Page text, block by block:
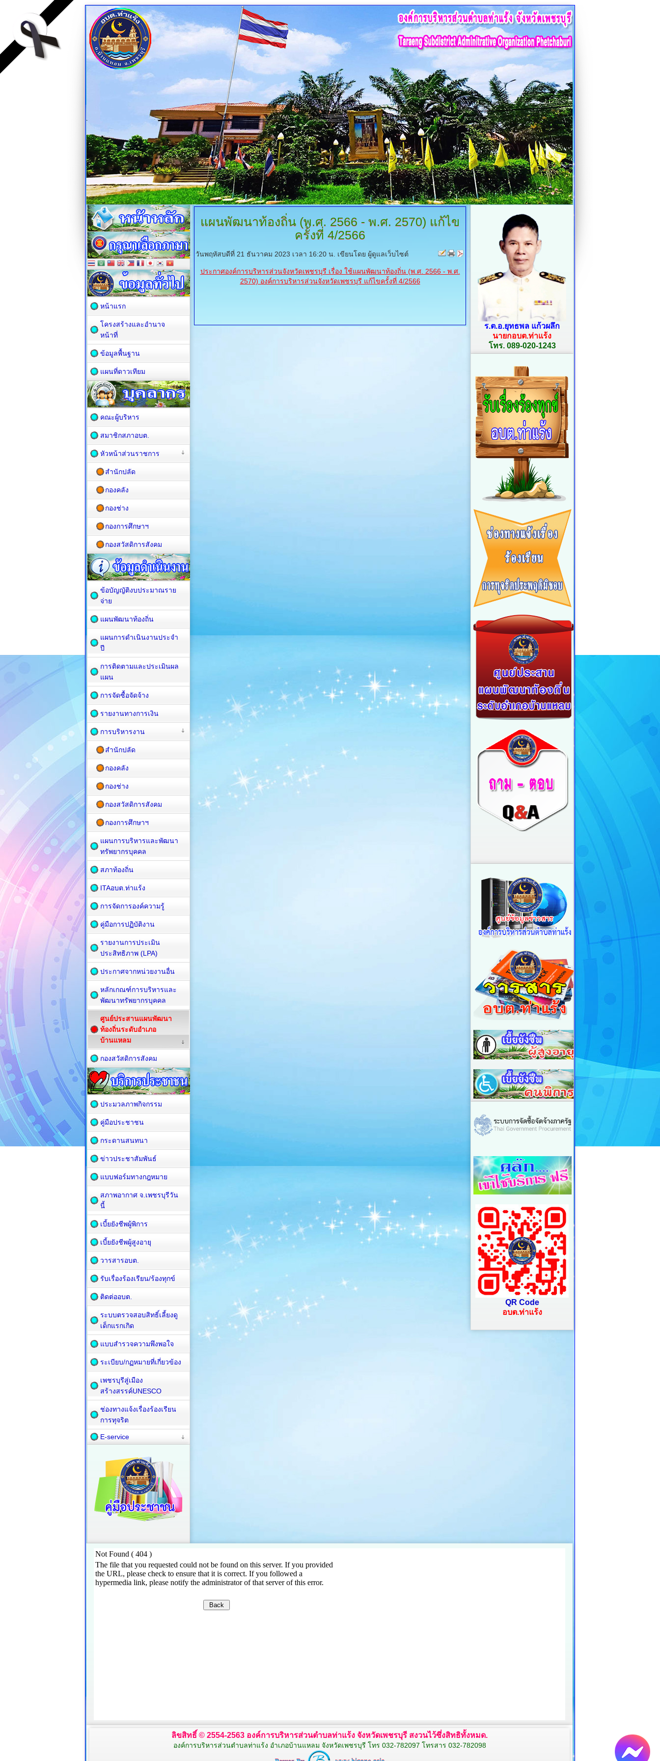
แผนพัฒนาท้องถิ่น (พ.ศ. 2566 - พ.ศ. 2570) แก้ไข
ครั้งที่ 4/2566
วันพฤหัสบดีที่ 21 ธันวาคม 2023 เวลา 16:20 น. เขียนโดย ผู้ดูแลเว็บไซต์
ประกาศองค์การบริหารส่วนจังหวัดเพชรบุรี เรื่อง ใช้แผนพัฒนาท้องถิ่น (พ.ศ. 2566 - พ.ศ.
2570) องค์การบริหารส่วนจังหวัดเพชรบุรี แก้ไขครั้งที่ 4/2566
หน้าแรก
โครงสร้างและอำนาจ
หน้าที่
ข้อมูลพื้นฐาน
แผนที่ดาวเทียม
คณะผู้บริหาร
สมาชิกสภาอบต.
หัวหน้าส่วนราชการ
สำนักปลัด
กองคลัง
กองช่าง
กองการศึกษาฯ
กองสวัสดิการสังคม
ข้อบัญญัติงบประมาณราย
จ่าย
แผนพัฒนาท้องถิ่น
แผนการดำเนินงานประจำ
ปี
การติดตามและประเมินผล
แผน
การจัดซื้อจัดจ้าง
รายงานทางการเงิน
การบริหารงาน
สำนักปลัด
กองคลัง
กองช่าง
กองสวัสดิการสังคม
กองการศึกษาฯ
แผนการบริหารและพัฒนา
ทรัพยากรบุคคล
สภาท้องถิ่น
ITAอบต.ท่าแร้ง
การจัดการองค์ความรู้
คู่มือการปฏิบัติงาน
รายงานการประเมิน
ประสิทธิภาพ (LPA)
ประกาศจากหน่วยงานอื่น
หลักเกณฑ์การบริหารและ
พัฒนาทรัพยากรบุคคล
ศูนย์ประสานแผนพัฒนา
ท้องถิ่นระดับอำเภอ
บ้านแหลม
กองสวัสดิการสังคม
ประมวลภาพกิจกรรม
คู่มือประชาชน
กระดานสนทนา
ข่าวประชาสัมพันธ์
แบบฟอร์มทางกฎหมาย
สภาพอากาศ จ.เพชรบุรีวัน
นี้
เบี้ยยังชีพผู้พิการ
เบี้ยยังชีพผู้สูงอายุ
วารสารอบต.
รับเรื่องร้องเรียน/ร้องทุกข์
ติดต่ออบต.
ระบบตรวจสอบสิทธิ์เลี้ยงดู
เด็กแรกเกิด
แบบสำรวจความพึงพอใจ
ระเบียบ/กฏหมายที่เกี่ยวข้อง
เพชรบุรีสู่เมือง
สร้างสรรค์UNESCO
ช่องทางแจ้งเรื่องร้องเรียน
การทุจริต
E-service
ร.ต.อ.ยุทธพล แก้วผลึก
นายกอบต.ท่าแร้ง
โทร. 089-020-1243
QR Code
อบต.ท่าแร้ง
ลิขสิทธิ์ © 2554-2563 องค์การบริหารส่วนตำบลท่าแร้ง จังหวัดเพชรบุรี สงวนไว้ซึ่งสิทธิทั้งหมด.
องค์การบริหารส่วนตำบลท่าแร้ง อำเภอบ้านแหลม จังหวัดเพชรบุรี โทร 032-782097 โทรสาร 032-782098